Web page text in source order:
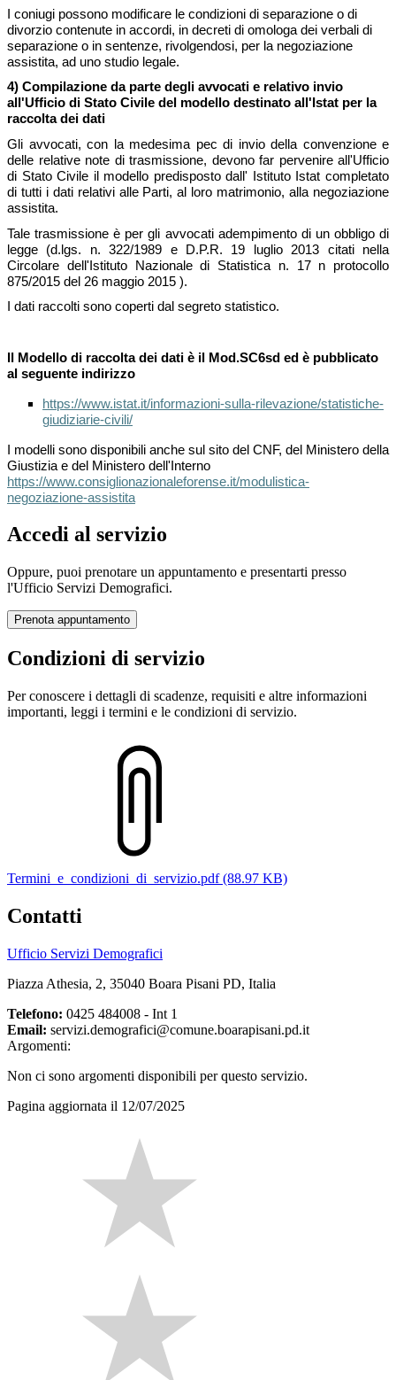
I coniugi possono modificare le condizioni di separazione o di
divorzio contenute in accordi, in decreti di omologa dei verbali di
separazione o in sentenze, rivolgendosi, per la negoziazione
assistita, ad uno studio legale.
4) Compilazione da parte degli avvocati e relativo invio
all'Ufficio di Stato Civile del modello destinato all'Istat per la
raccolta dei dati
Gli avvocati, con la medesima pec di invio della convenzione e
delle relative note di trasmissione, devono far pervenire all'Ufficio
di Stato Civile il modello predisposto dall' Istituto Istat completato
di tutti i dati relativi alle Parti, al loro matrimonio, alla negoziazione
assistita.
Tale trasmissione è per gli avvocati adempimento di un obbligo di
legge (d.lgs. n. 322/1989 e D.P.R. 19 luglio 2013 citati nella
Circolare dell'Istituto Nazionale di Statistica n. 17 n protocollo
875/2015 del 26 maggio 2015 ).
I dati raccolti sono coperti dal segreto statistico.
Il Modello di raccolta dei dati è il Mod.SC6sd ed è pubblicato
al seguente indirizzo
https://www.istat.it/informazioni-sulla-rilevazione/statistiche-
giudiziarie-civili/
I modelli sono disponibili anche sul sito del CNF, del Ministero della
Giustizia e del Ministero dell'Interno
https://www.consiglionazionaleforense.it/modulistica-
negoziazione-assistita
Accedi al servizio
Oppure, puoi prenotare un appuntamento e presentarti presso
l'Ufficio Servizi Demografici.
Prenota appuntamento
Condizioni di servizio
Per conoscere i dettagli di scadenze, requisiti e altre informazioni
importanti, leggi i termini e le condizioni di servizio.
Termini_e_condizioni_di_servizio.pdf (88.97 KB)
Contatti
Ufficio Servizi Demografici
Piazza Athesia, 2, 35040 Boara Pisani PD, Italia
Telefono: 0425 484008 - Int 1
Email: servizi.demografici@comune.boarapisani.pd.it
Argomenti:
Non ci sono argomenti disponibili per questo servizio.
Pagina aggiornata il 12/07/2025